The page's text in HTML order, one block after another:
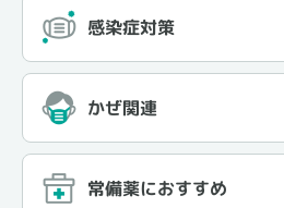
感染症対策
かぜ関連
常備薬におすすめ